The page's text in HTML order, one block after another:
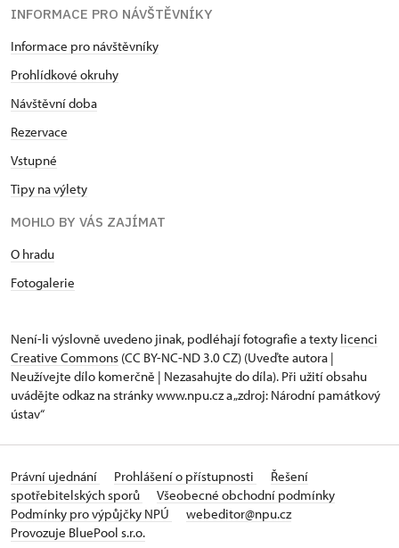
INFORMACE PRO NÁVŠTĚVNÍKY
Informace pro návštěvníky
Prohlídkové okruhy
Návštěvní doba
Rezervace
Vstupné
Tipy na výlety
MOHLO BY VÁS ZAJÍMAT
O hradu
Fotogalerie
Není-li výslovně uvedeno jinak, podléhají fotografie a texty licenci
Creative Commons (CC BY-NC-ND 3.0 CZ) (Uveďte autora |
Neužívejte dílo komerčně | Nezasahujte do díla). Při užití obsahu
uvádějte odkaz na stránky www.npu.cz a „zdroj: Národní památkový
ústav“
Právní ujednání Prohlášení o přístupnosti
Řešení
spotřebitelských sporů
Všeobecné obchodní podmínky
Podmínky pro výpůjčky NPÚ
webeditor@npu.cz
Provozuje BluePool s.r.o.